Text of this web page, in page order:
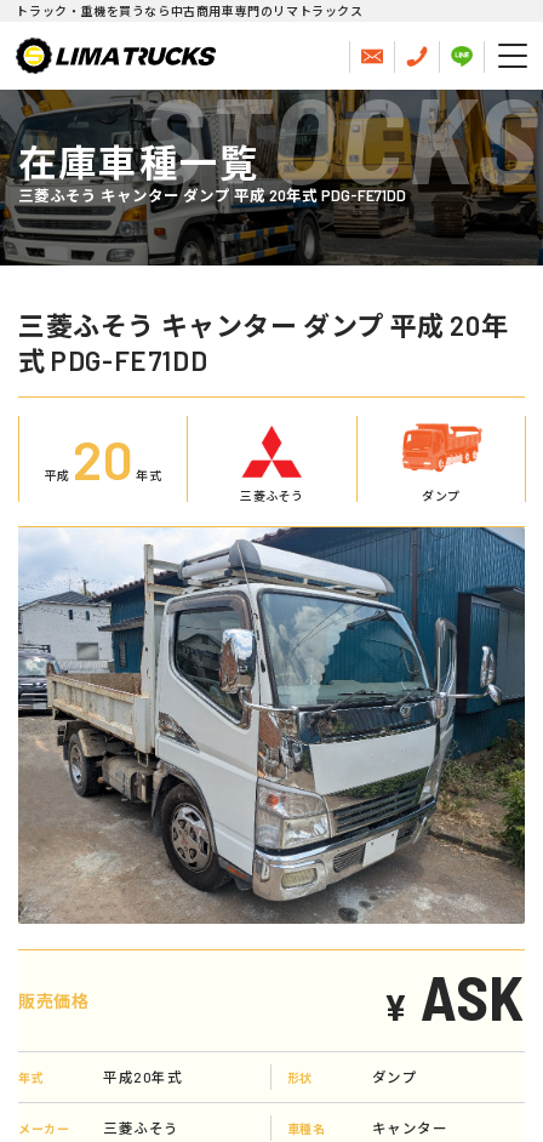
トラック・重機を買うなら中古商用車専門のリマトラックス
在庫車種一覧
三菱ふそう キャンター ダンプ 平成 20年式 PDG-FE71DD
STOCKS
三菱ふそう キャンター ダンプ 平成 20年
式 PDG-FE71DD
平成 20 年式
三菱ふそう
ダンプ
販売価格 ¥ ASK
年式 平成20年式 形状 ダンプ
メーカー 三菱ふそう 車種名 キャンター